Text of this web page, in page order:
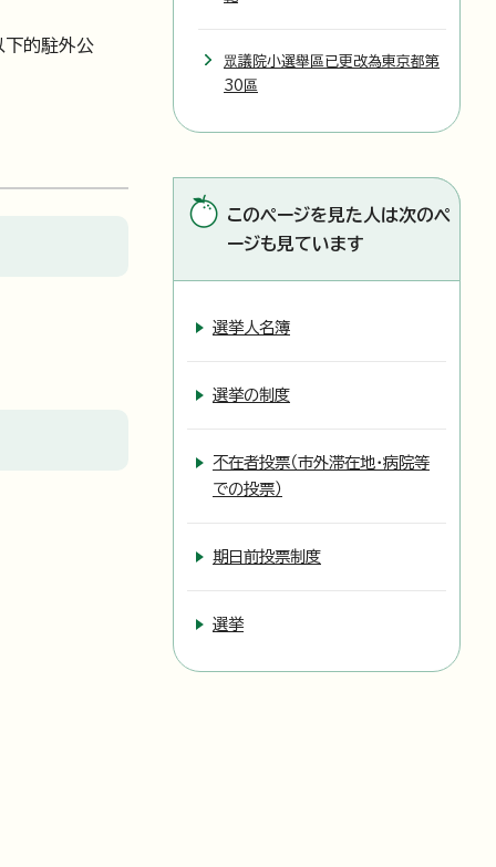
下的駐外公
眾議院小選舉區已更改為東京都第
30區
このページを見た人は次のペ
ージも見ています
選挙人名簿
選挙の制度
不在者投票（市外滞在地・病院等
での投票）
期日前投票制度
選挙